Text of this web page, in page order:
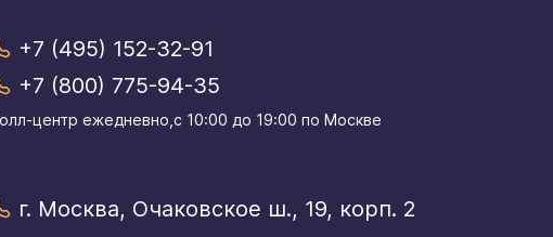
+7 (495) 152-32-91
+7 (800) 775-94-35
центр eжедневно,с 10:00 до 19:00 по Москве
г. Москва, Очаковское ш., 19, корп. 2